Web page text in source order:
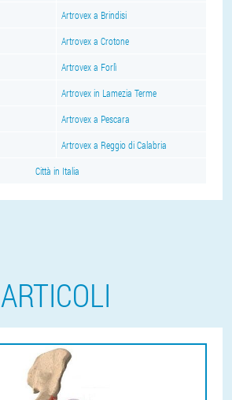
Artrovex a Brindisi
Artrovex a Crotone
Artrovex a Forlì
Artrovex in Lamezia Terme
Artrovex a Pescara
Artrovex a Reggio di Calabria
Città in Italia
ARTICOLI